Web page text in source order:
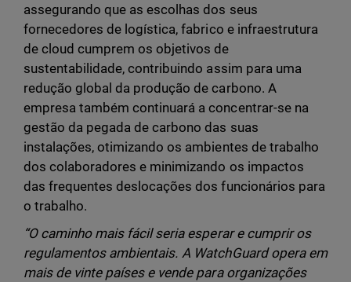
assegurando que as escolhas dos seus
fornecedores de logística, fabrico e infraestrutura
de cloud cumprem os objetivos de
sustentabilidade, contribuindo assim para uma
redução global da produção de carbono. A
empresa também continuará a concentrar-se na
gestão da pegada de carbono das suas
instalações, otimizando os ambientes de trabalho
dos colaboradores e minimizando os impactos
das frequentes deslocações dos funcionários para
o trabalho.
“O caminho mais fácil seria esperar e cumprir os
regulamentos ambientais. A WatchGuard opera em
mais de vinte países e vende para organizações